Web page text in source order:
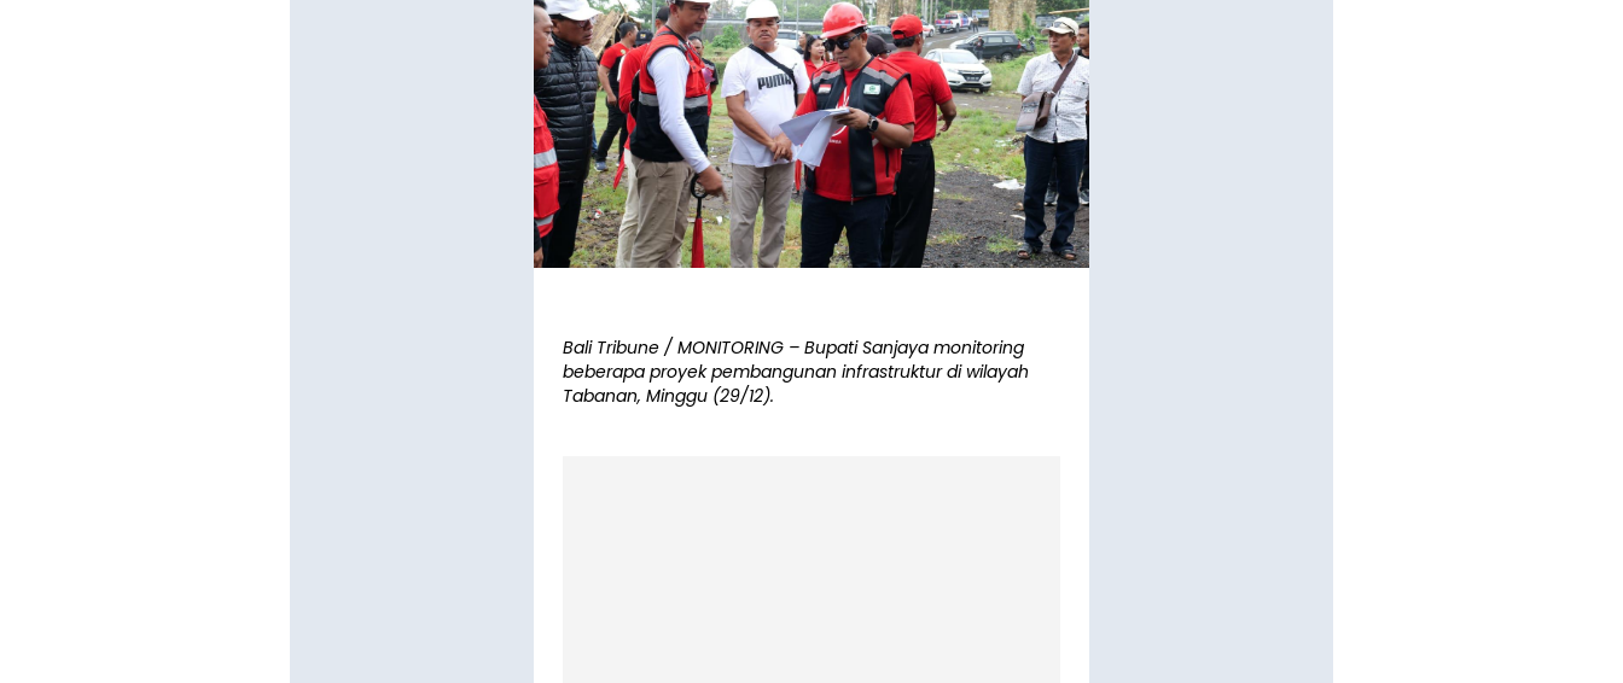
Bali Tribune / MONITORING – Bupati Sanjaya monitoring
beberapa proyek pembangunan infrastruktur di wilayah
Tabanan, Minggu (29/12).